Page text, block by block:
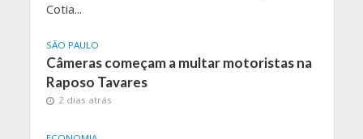
Cotia...
SÃO PAULO
Câmeras começam a multar motoristas na
Raposo Tavares
2 dias atrás